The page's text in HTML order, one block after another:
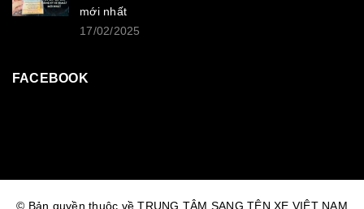
mới nhất
17/02/2025
FACEBOOK
© Bản quyền thuộc về TRUNG TÂM SANG TÊN XE VIỆT NAM